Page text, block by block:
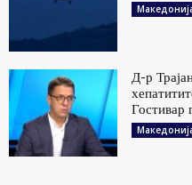
Д-р
Гостивар